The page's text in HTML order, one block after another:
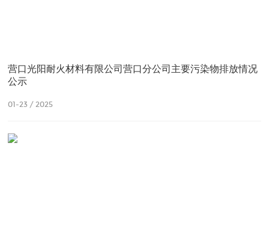
营口光阳耐火材料有限公司营口分公司主要污染物排放情况
公示
01-23 / 2025